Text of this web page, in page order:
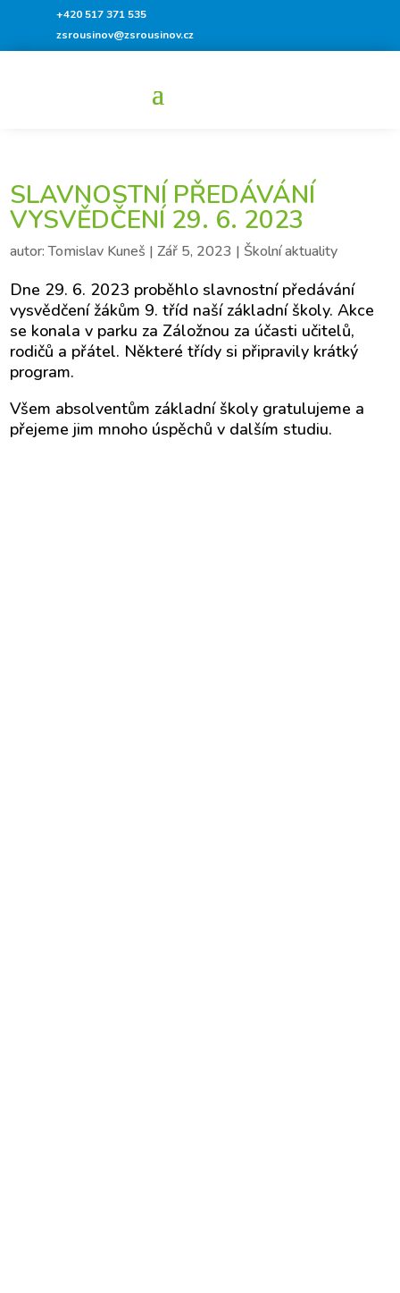
+420 517 371 535
zsrousinov@zsrousinov.cz
SLAVNOSTNÍ PŘEDÁVÁNÍ
VYSVĚDČENÍ 29. 6. 2023
autor:Tomislav Kuneš |Zář 5, 2023 | Školní aktuality
Dne 29. 6. 2023 proběhlo slavnostní předávání
vysvědčení žákům 9. tříd naší základní školy. Akce
se konala v parku za Záložnou za účasti učitelů,
rodičů a přátel. Některé třídy si připravily krátký
program.
Všem absolventům základní školy gratulujeme a
přejeme jim mnoho úspěchů v dalším studiu.